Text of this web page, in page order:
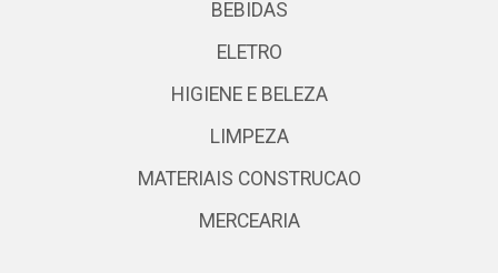
BEBIDAS
ELETRO
HIGIENE E BELEZA
LIMPEZA
MATERIAIS CONSTRUCAO
MERCEARIA